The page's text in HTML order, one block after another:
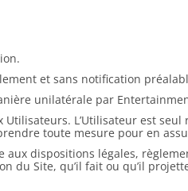
et sans notification
unilatérale par
L’Utilisateur est
toute mesure pour en
dispositions légales,
du Site, qu’il fait ou qu’il